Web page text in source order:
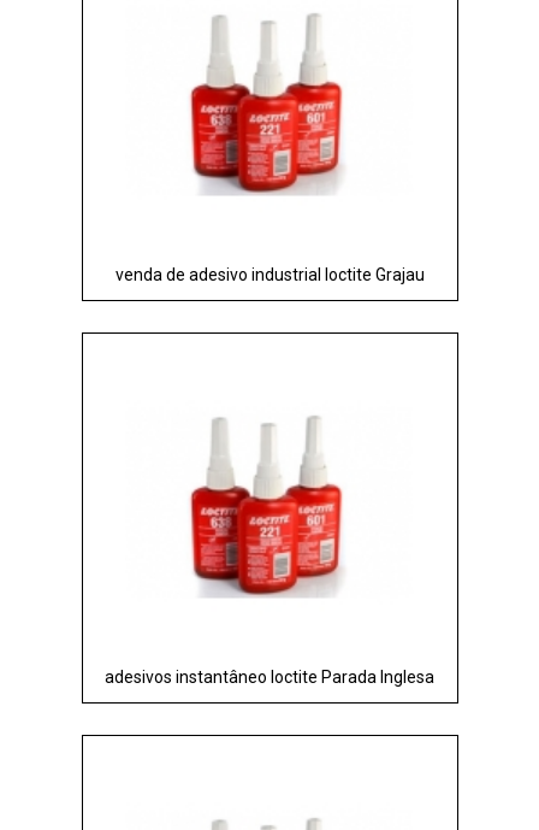
venda de adesivo industrial loctite Grajau
adesivos instantâneo loctite Parada Inglesa